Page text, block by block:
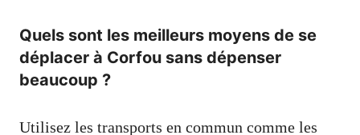
Quels sont les meilleurs moyens de se
déplacer à Corfou sans dépenser
beaucoup ?
Utilisez les transports en commun comme les